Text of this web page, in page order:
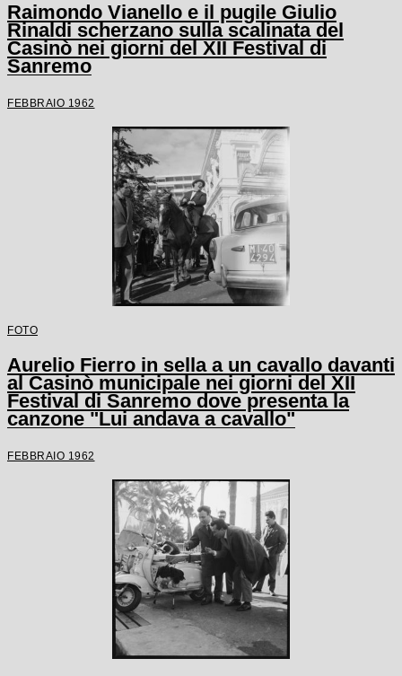
Raimondo Vianello e il pugile Giulio
Rinaldi scherzano sulla scalinata del
Casinò nei giorni del XII Festival di
Sanremo
FEBBRAIO 1962
FOTO
Aurelio Fierro in sella a un cavallo davanti
al Casinò municipale nei giorni del XII
Festival di Sanremo dove presenta la
canzone "Lui andava a cavallo"
FEBBRAIO 1962